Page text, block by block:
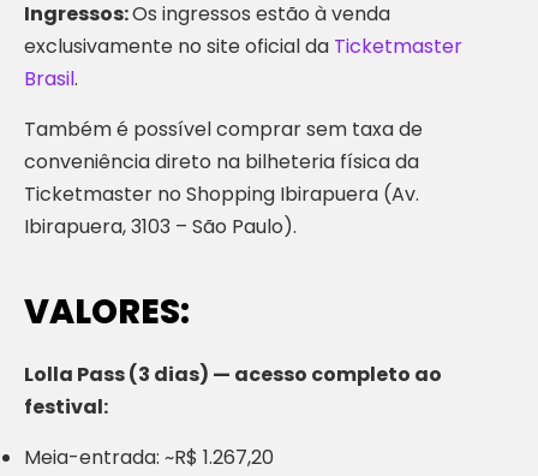
Ingressos:Os ingressos estão à venda
exclusivamente no site oficial da Ticketmaster
Brasil.
Também é possível comprar sem taxa de
conveniência direto na bilheteria física da
Ticketmaster no Shopping Ibirapuera (Av.
Ibirapuera, 3103 – São Paulo).
VALORES:
Lolla Pass (3 dias) — acesso completo ao
festival:
Meia-entrada: ~R$ 1.267,20